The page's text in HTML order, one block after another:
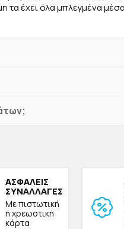
τα έχει όλα μπλεγμένα
ΑΣΦΑΛΕΙΣ
ΣΥΝΑΛΛΑΓΕΣ
Με πιστωτική
ή χρεωστική
κάρτα